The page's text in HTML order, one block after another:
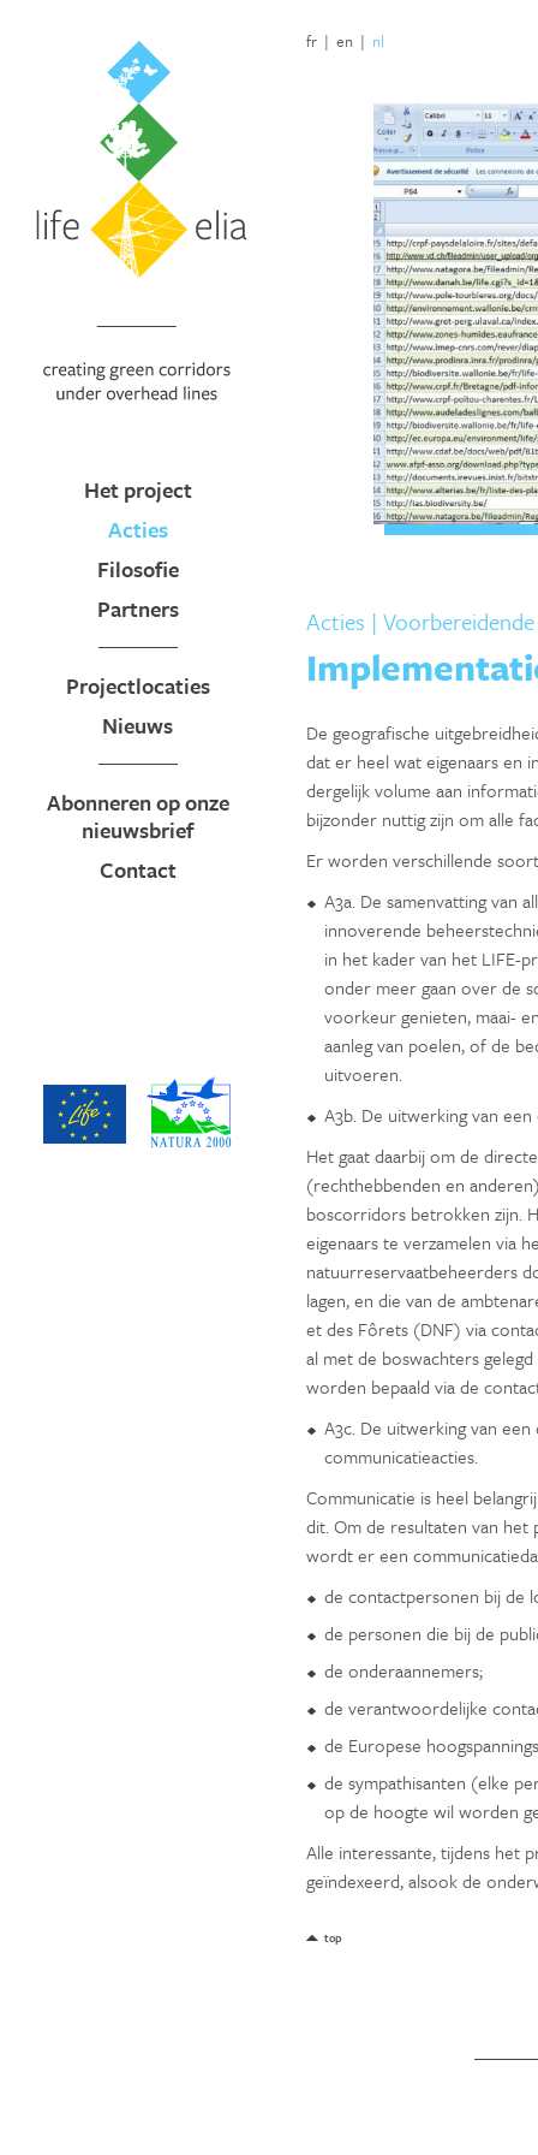
Het project
Acties
Filosofie
Partners
Projectlocaties
Nieuws
Abonneren op onze
nieuwsbrief
Contact
fr | en | nl
Acties |
De geografische
dat er heel wat eigenaars en
dergelijk volume aan
bijzonder nuttig zijn om alle
Er worden verschillende
A3a. De samenvatting van
innoverende
in het kader van het LIFE-
onder meer gaan over de
voorkeur genieten, maai-
aanleg van poelen, of de
uitvoeren.
A3b. De uitwerking van
Het gaat daarbij om de
(rechthebbenden en
boscorridors betrokken zijn.
eigenaars te verzamelen via
natuurreservaatbeheerders
lagen, en die van de
et des Fôrets (DNF) via
al met de boswachters
worden bepaald via de
A3c. De uitwerking van
communicatieacties.
Communicatie is heel
dit. Om de resultaten van
wordt er een
de contactpersonen bij de
de personen die bij de
de onderaannemers;
de verantwoordelijke
de Europese
de sympathisanten (elke
op de hoogte wil worden
Alle interessante, tijdens het
geïndexeerd, alsook de
top